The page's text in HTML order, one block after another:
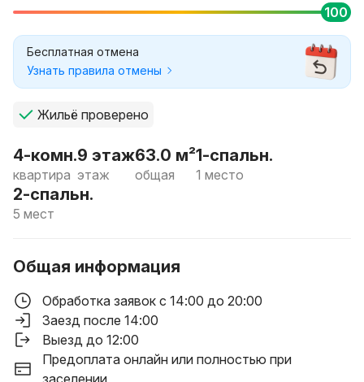
100
Бесплатная отмена
Узнать правила отмены
Жильё проверено
4-комн.
квартира
9 этаж
этаж
63.0 м²
общая
1-спальн.
1 место
2-спальн.
5 мест
Общая информация
Обработка заявок с 14:00 до 20:00
Заезд после 14:00
Выезд до 12:00
Предоплата онлайн или полностью при
заселении